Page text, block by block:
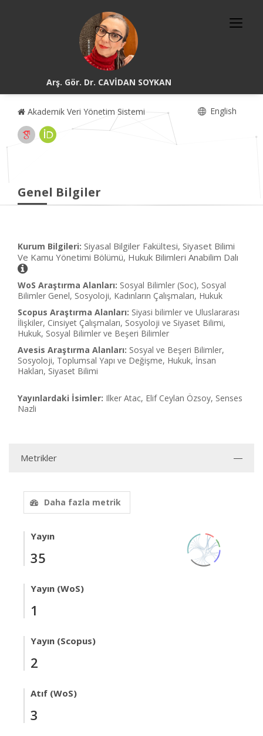
Arş. Gör. Dr. CAVİDAN SOYKAN
Akademik Veri Yönetim Sistemi English
Genel Bilgiler
Kurum Bilgileri: Siyasal Bilgiler Fakültesi, Siyaset Bilimi
Ve Kamu Yönetimi Bölümü, Hukuk Bilimleri Anabilim Dalı
WoS Araştırma Alanları: Sosyal Bilimler (Soc), Sosyal
Bilimler Genel, Sosyoloji, Kadınların Çalışmaları, Hukuk
Scopus Araştırma Alanları: Siyasi bilimler ve Uluslararası
İlişkiler, Cinsiyet Çalışmaları, Sosyoloji ve Siyaset Bilimi,
Hukuk, Sosyal Bilimler ve Beşeri Bilimler
Avesis Araştırma Alanları: Sosyal ve Beşeri Bilimler,
Sosyoloji, Toplumsal Yapı ve Değişme, Hukuk, İnsan
Hakları, Siyaset Bilimi
Yayınlardaki İsimler: Ilker Atac, Elif Ceylan Özsoy, Senses
Nazli
Metrikler
Daha fazla metrik
Yayın
35
Yayın (WoS)
1
Yayın (Scopus)
2
Atıf (WoS)
3